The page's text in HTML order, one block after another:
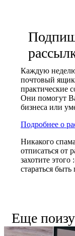
Каждую
почтовый ящик
практические
Они помогут
бизнеса или
Подробнее о
Никакого
отписаться от
захотите
стараться
Еще